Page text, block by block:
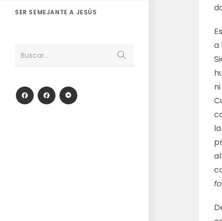
SER SEMEJANTE A JESÚS
Buscar...
la
a